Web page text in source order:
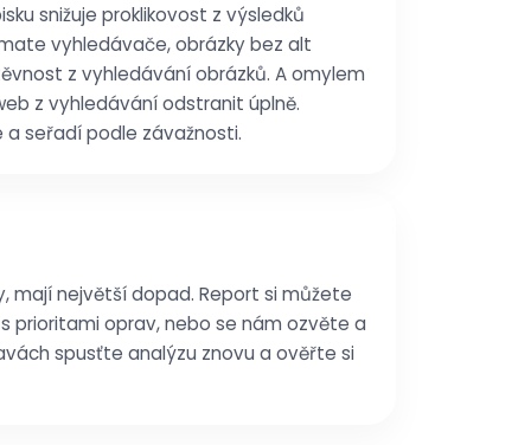
snižuje proklikovost z výsledků
vyhledávače, obrázky bez alt
z vyhledávání obrázků. A omylem
z vyhledávání odstranit úplně.
seřadí podle závažnosti.
mají největší dopad. Report si můžete
prioritami oprav, nebo se nám ozvěte a
spusťte analýzu znovu a ověřte si